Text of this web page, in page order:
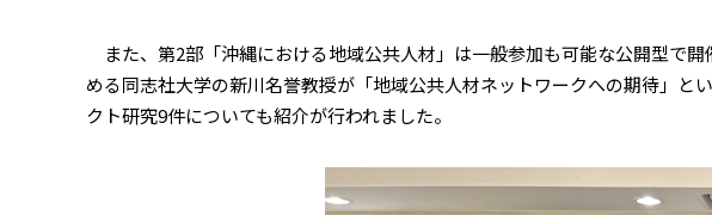
また、第2部「沖縄における地域公共人材」は一般参加も可能な公開型で
める同志社大学の新川名誉教授が「地域公共人材ネットワークへの期待」
クト研究9件についても紹介が行われました。